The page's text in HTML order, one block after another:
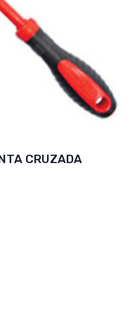
CRUZADA